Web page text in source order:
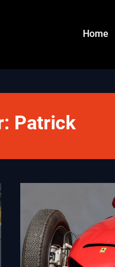
Home
Patrick